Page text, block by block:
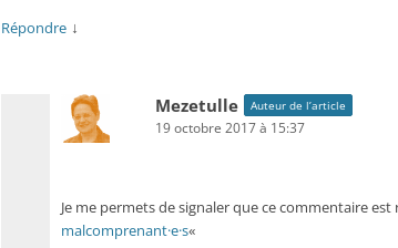
Répondre ↓
Mezetulle Auteur de l’article
19 octobre 2017 à 15:37
Je me permets de signaler que ce commentaire est
malcomprenant·e·s«